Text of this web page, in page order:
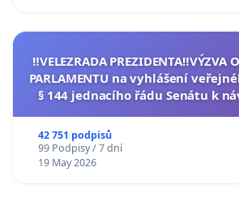
‼️VELEZRADA PREZIDENTA‼️VÝZVA
PARLAMENTU na vyhlášení
§ 144 jednacího řádu Senátu k
42 751 podpisů
99 Podpisy / 7 dní
19 May 2026